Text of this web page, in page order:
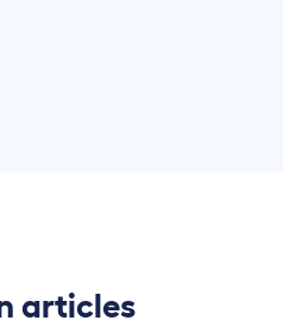
articles